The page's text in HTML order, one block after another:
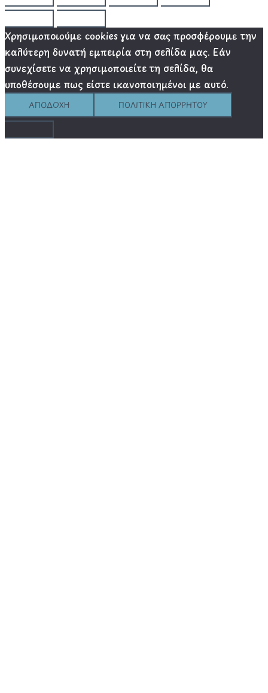
Χρησιμοποιούμε cookies για να σας προσφέρουμε την
καλύτερη δυνατή εμπειρία στη σελίδα μας. Εάν
συνεχίσετε να χρησιμοποιείτε τη σελίδα, θα
υποθέσουμε πως είστε ικανοποιημένοι με αυτό.
ΑΠΟΔΟΧΉ ΠΟΛΙΤΙΚΉ ΑΠΟΡΡΉΤΟΥ